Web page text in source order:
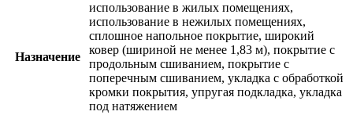
Назначение
использование в жилых помещениях,
использование в нежилых помещениях,
сплошное напольное покрытие, широкий
ковер (шириной не менее 1,83 м), покрытие с
продольным сшиванием, покрытие с
поперечным сшиванием, укладка с обработкой
кромки покрытия, упругая подкладка, укладка
под натяжением